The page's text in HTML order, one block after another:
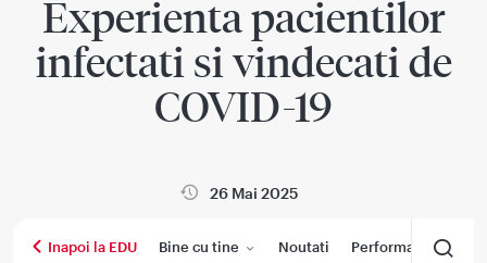
Experienta pacientilor
infectati si vindecati de
COVID-19
26 Mai 2025
Inapoi la EDU Bine cu tine Noutati Performanta